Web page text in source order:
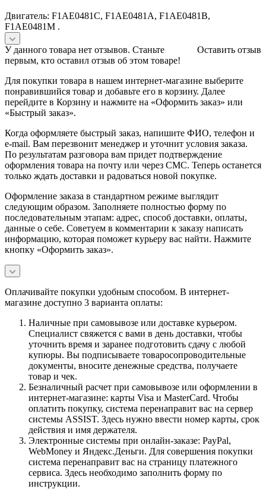
Двигатель: F1AE0481C, F1AE0481A, F1AE0481B,
F1AE0481M .
Оставить отзыв
У данного товара нет отзывов. Станьте
первым, кто оставил отзыв об этом товаре!
Для покупки товара в нашем интернет-магазине выберите
понравившийся товар и добавьте его в корзину. Далее
перейдите в Корзину и нажмите на «Оформить заказ» или
«Быстрый заказ».
Когда оформляете быстрый заказ, напишите ФИО, телефон и
e-mail. Вам перезвонит менеджер и уточнит условия заказа.
По результатам разговора вам придет подтверждение
оформления товара на почту или через СМС. Теперь останется
только ждать доставки и радоваться новой покупке.
Оформление заказа в стандартном режиме выглядит
следующим образом. Заполняете полностью форму по
последовательным этапам: адрес, способ доставки, оплаты,
данные о себе. Советуем в комментарии к заказу написать
информацию, которая поможет курьеру вас найти. Нажмите
кнопку «Оформить заказ».
Оплачивайте покупки удобным способом. В интернет-
магазине доступно 3 варианта оплаты:
Наличные при самовывозе или доставке курьером.
Специалист свяжется с вами в день доставки, чтобы
уточнить время и заранее подготовить сдачу с любой
купюры. Вы подписываете товаросопроводительные
документы, вносите денежные средства, получаете
товар и чек.
Безналичный расчет при самовывозе или оформлении в
интернет-магазине: карты Visa и MasterCard. Чтобы
оплатить покупку, система перенаправит вас на сервер
системы ASSIST. Здесь нужно ввести номер карты, срок
действия и имя держателя.
Электронные системы при онлайн-заказе: PayPal,
WebMoney и Яндекс.Деньги. Для совершения покупки
система перенаправит вас на страницу платежного
сервиса. Здесь необходимо заполнить форму по
инструкции.